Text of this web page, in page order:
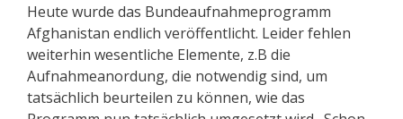
Heute wurde das Bundeaufnahmeprogramm
Afghanistan endlich veröffentlicht. Leider fehlen
weiterhin wesentliche Elemente, z.B die
Aufnahmeanordung, die notwendig sind, um
tatsächlich beurteilen zu können, wie das